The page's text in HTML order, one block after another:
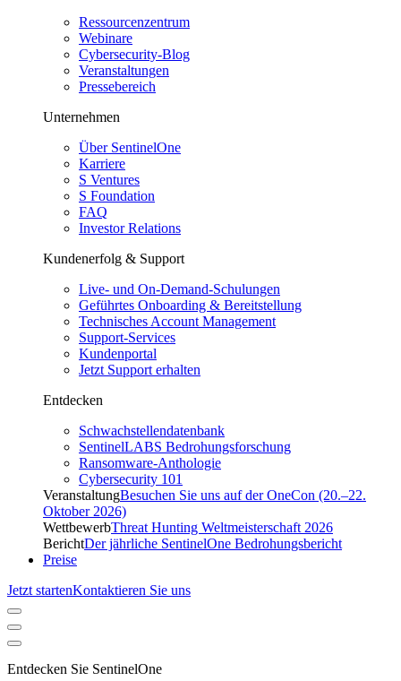
Ressourcenzentrum
Webinare
Cybersecurity-Blog
Veranstaltungen
Pressebereich
Unternehmen
Über SentinelOne
Karriere
S Ventures
S Foundation
FAQ
Investor Relations
Kundenerfolg & Support
Live- und On-Demand-Schulungen
Geführtes Onboarding & Bereitstellung
Technisches Account Management
Support-Services
Kundenportal
Jetzt Support erhalten
Entdecken
Schwachstellendatenbank
SentinelLABS Bedrohungsforschung
Ransomware-Anthologie
Cybersecurity 101
VeranstaltungBesuchen Sie uns auf der OneCon (20.–22.
Oktober 2026)
WettbewerbThreat Hunting Weltmeisterschaft 2026
BerichtDer jährliche SentinelOne Bedrohungsbericht
Preise
Jetzt startenKontaktieren Sie uns
Entdecken Sie SentinelOne